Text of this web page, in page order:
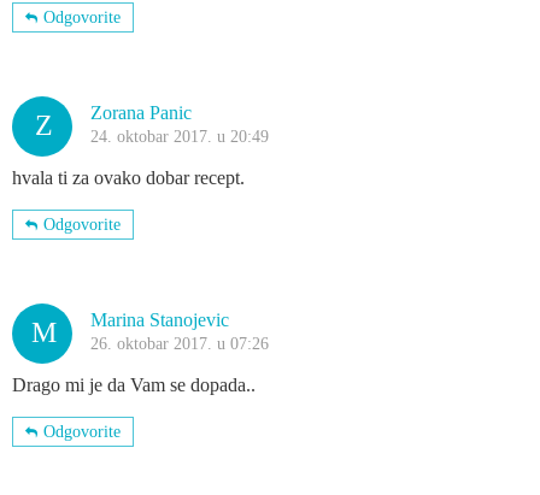
Odgovorite
Z Zorana Panic
24. oktobar 2017. u 20:49
hvala ti za ovako dobar recept.
Odgovorite
M Marina Stanojevic
26. oktobar 2017. u 07:26
Drago mi je da Vam se dopada..
Odgovorite